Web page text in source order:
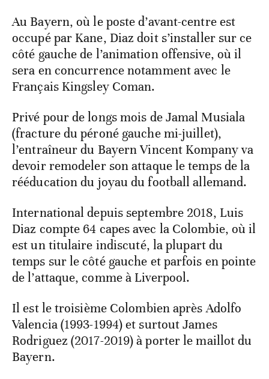
Au Bayern, où le poste d’avant-centre est
occupé par Kane, Diaz doit s’installer sur ce
côté gauche de l’animation offensive, où il
sera en concurrence notamment avec le
Français Kingsley Coman.
Privé pour de longs mois de Jamal Musiala
(fracture du péroné gauche mi-juillet),
l’entraîneur du Bayern Vincent Kompany va
devoir remodeler son attaque le temps de la
rééducation du joyau du football allemand.
International depuis septembre 2018, Luis
Diaz compte 64 capes avec la Colombie, où il
est un titulaire indiscuté, la plupart du
temps sur le côté gauche et parfois en pointe
de l’attaque, comme à Liverpool.
Il est le troisième Colombien après Adolfo
Valencia (1993-1994) et surtout James
Rodriguez (2017-2019) à porter le maillot du
Bayern.